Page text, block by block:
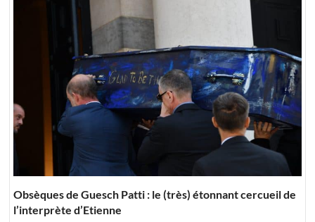
Obsèques de Guesch Patti : le (très) étonnant cercueil de
l’interprète d’Etienne